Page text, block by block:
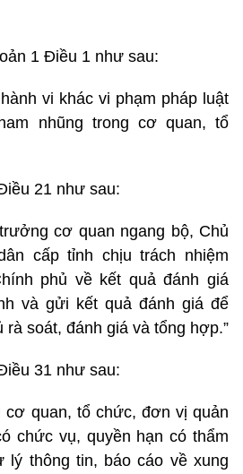
1 Điều 1 như sau:
vi khác vi phạm pháp luật
nhũng trong cơ quan, tổ
21 như sau:
cơ quan ngang bộ, Chủ
cấp tỉnh chịu trách nhiệm
phủ về kết quả đánh giá
và gửi kết quả đánh giá để
rà soát, đánh giá và tổng hợp.”
31 như sau:
cơ quan, tổ chức, đơn vị quản
chức vụ, quyền hạn có thẩm
lý thông tin, báo cáo về xung